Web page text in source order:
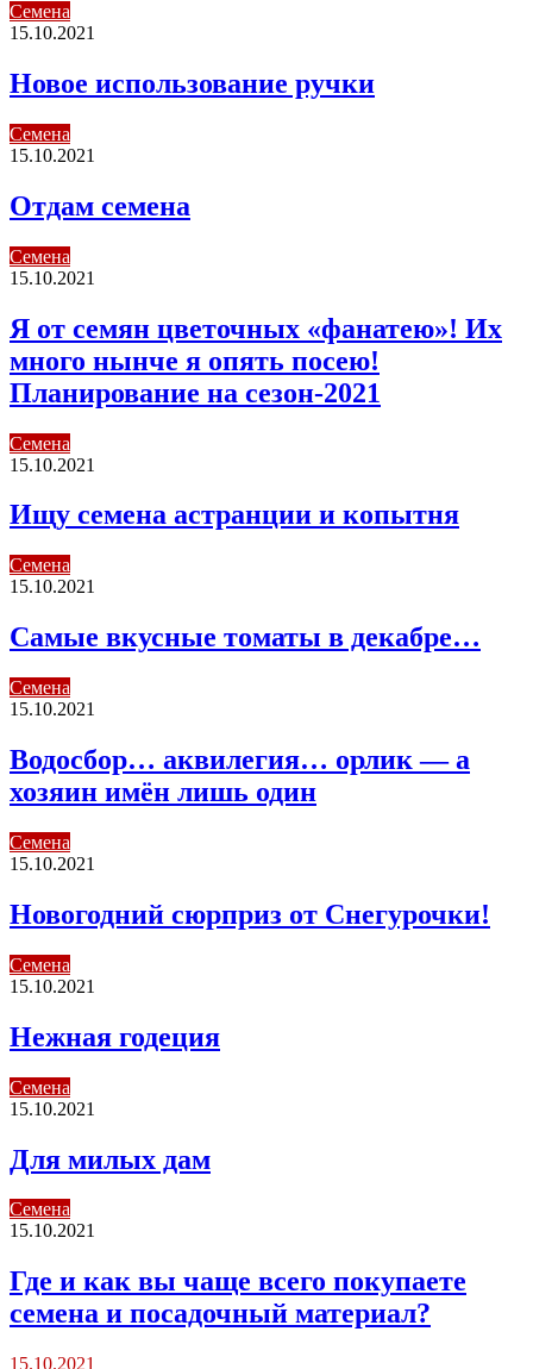
Семена
15.10.2021
Новое использование ручки
Семена
15.10.2021
Отдам семена
Семена
15.10.2021
Я от семян цветочных «фанатею»! Их
много нынче я опять посею!
Планирование на сезон-2021
Семена
15.10.2021
Ищу семена астранции и копытня
Семена
15.10.2021
Самые вкусные томаты в декабре…
Семена
15.10.2021
Водосбор… аквилегия… орлик — а
хозяин имён лишь один
Семена
15.10.2021
Новогодний сюрприз от Снегурочки!
Семена
15.10.2021
Нежная годеция
Семена
15.10.2021
Для милых дам
Семена
15.10.2021
Где и как вы чаще всего покупаете
семена и посадочный материал?
15.10.2021